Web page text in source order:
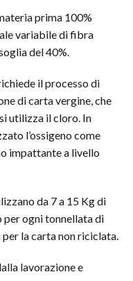
prima 100%
variabile di fibra
del 40%.
il processo di
di carta vergine, che
utilizza il cloro. In
l’ossigeno come
impattante a livello
da 7 a 15 Kg di
per ogni tonnellata di
la carta non riciclata.
lavorazione e